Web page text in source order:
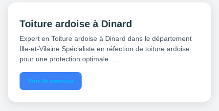
Toiture ardoise à Dinard
Expert en Toiture ardoise à Dinard dans le département
Ille-et-Vilaine Spécialiste en réfection de toiture ardoise
pour une protection optimale…...
Voir le service